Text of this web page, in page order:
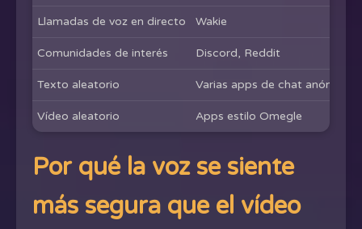
Llamadas de voz en directo Wakie
Comunidades de interés Discord, Reddit
Texto aleatorio Varias apps de chat anónimo
Vídeo aleatorio Apps estilo Omegle
Por qué la voz se siente
más segura que el vídeo